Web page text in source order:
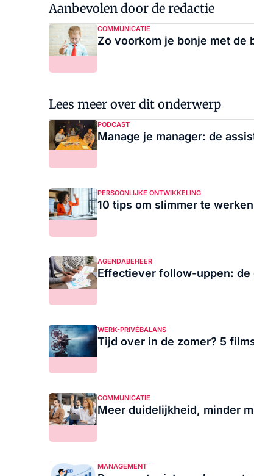
Aanbevolen door de redactie
COMMUNICATIE
Zo voorkom je bonje met de
Lees meer over dit onderwerp
PODCAST
Manage je manager: de
PERSOONLIJKE ONTWIKKELING
10 tips om slimmer te
AGENDABEHEER
Effectiever follow-uppen: de
WERK-PRIVÉBALANS
Tijd over in de zomer? 5
COMMUNICATIE
Meer duidelijkheid, minder
MANAGEMENT